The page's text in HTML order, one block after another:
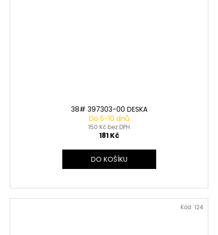
38# 397303-00 DESKA
Do 5-10 dnů
150 Kč bez DPH
181 Kč
DO KOŠÍKU
Kód: 124